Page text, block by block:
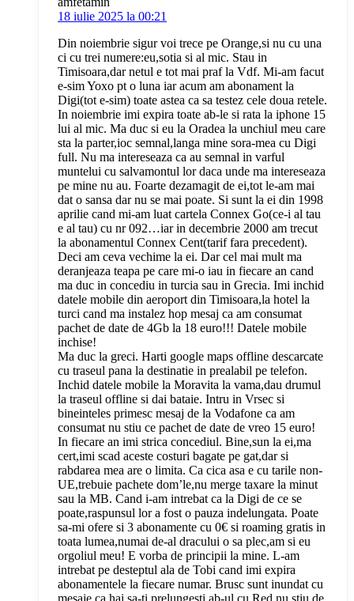
18 iulie 2025 la 00:21
Din noiembrie sigur voi trece pe Orange,si nu cu una
ci cu trei numere:eu,sotia si al mic. Stau in
Timisoara,dar netul e tot mai praf la Vdf. Mi-am facut
e-sim Yoxo pt o luna iar acum am abonament la
Digi(tot e-sim) toate astea ca sa testez cele doua retele.
In noiembrie imi expira toate ab-le si rata la iphone 15
lui al mic. Ma duc si eu la Oradea la unchiul meu care
sta la parter,ioc semnal,langa mine sora-mea cu Digi
full. Nu ma intereseaza ca au semnal in varful
muntelui cu salvamontul lor daca unde ma intereseaza
pe mine nu au. Foarte dezamagit de ei,tot le-am mai
dat o sansa dar nu se mai poate. Si sunt la ei din 1998
aprilie cand mi-am luat cartela Connex Go(ce-i al tau
e al tau) cu nr 092…iar in decembrie 2000 am trecut
la abonamentul Connex Cent(tarif fara precedent).
Deci am ceva vechime la ei. Dar cel mai mult ma
deranjeaza teapa pe care mi-o iau in fiecare an cand
ma duc in concediu in turcia sau in Grecia. Imi inchid
datele mobile din aeroport din Timisoara,la hotel la
turci cand ma instalez hop mesaj ca am consumat
pachet de date de 4Gb la 18 euro!!! Datele mobile
inchise!
Ma duc la greci. Harti google maps offline descarcate
cu traseul pana la destinatie in prealabil pe telefon.
Inchid datele mobile la Moravita la vama,dau drumul
la traseul offline si dai bataie. Intru in Vrsec si
bineinteles primesc mesaj de la Vodafone ca am
consumat nu stiu ce pachet de date de vreo 15 euro!
In fiecare an imi strica concediul. Bine,sun la ei,ma
cert,imi scad aceste costuri bagate pe gat,dar si
rabdarea mea are o limita. Ca cica asa e cu tarile non-
UE,trebuie pachete dom’le,nu merge taxare la minut
sau la MB. Cand i-am intrebat ca la Digi de ce se
poate,raspunsul lor a fost o pauza indelungata. Poate
sa-mi ofere si 3 abonamente cu 0€ si roaming gratis in
toata lumea,numai de-al dracului o sa plec,am si eu
orgoliul meu! E vorba de principii la mine. L-am
intrebat pe desteptul ala de Tobi cand imi expira
abonamentele la fiecare numar. Brusc sunt inundat cu